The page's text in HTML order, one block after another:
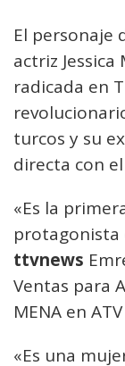
El personaje
actriz
radicada en
turcos y su
directa con
«Es la
protagonista
ttvnews
Ventas para
MENA en
«Es una